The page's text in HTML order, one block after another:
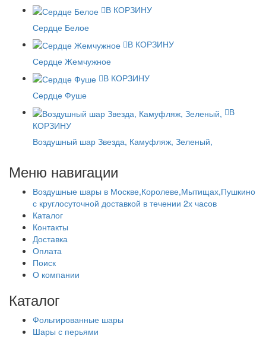
В КОРЗИНУ
Сердце Белое
В КОРЗИНУ
Сердце Жемчужное
В КОРЗИНУ
Сердце Фуше
В
КОРЗИНУ
Воздушный шар Звезда, Камуфляж, Зеленый,
Меню навигации
Воздушные шары в Москве,Королеве,Мытищах,Пушкино
с круглосуточной доставкой в течении 2х часов
Каталог
Контакты
Доставка
Оплата
Поиск
О компании
Каталог
Фольгированные шары
Шары с перьями